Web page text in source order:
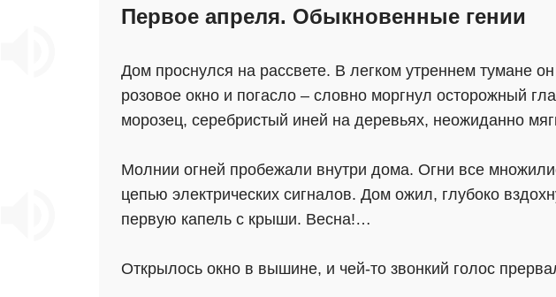
Первое апреля. Обыкновенные гении
Дом проснулся на рассвете. В легком утреннем тумане
розовое окно и погасло – словно моргнул осторожный
морозец, серебристый иней на деревьях, неожиданно
Молнии огней пробежали внутри дома. Огни все
цепью электрических сигналов. Дом ожил, глубоко
первую капель с крыши. Весна!…
Открылось окно в вышине, и чей-то звонкий голос